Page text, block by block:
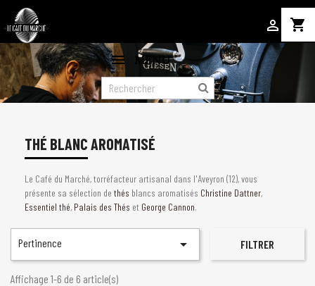
shopping_cart

MENU
THÉ BLANC AROMATISÉ
Le Café du Marché, torréfacteur artisanal dans l'Aveyron (12), vous
présente sa sélection de thés blancs aromatisés Christine Dattner,
Essentiel thé, Palais des Thés et George Cannon.
Pertinence  FILTRER
Affichage 1-6 de 6 article(s)